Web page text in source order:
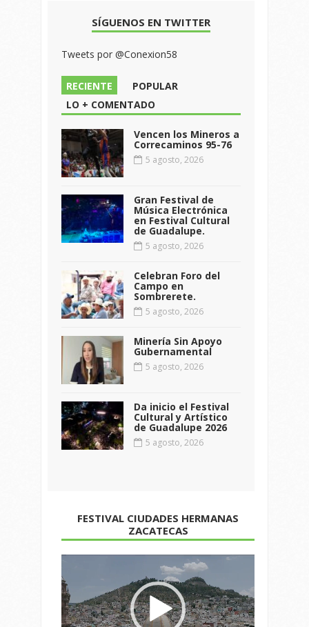
SÍGUENOS EN TWITTER
Tweets por @Conexion58
RECIENTE
POPULAR
LO + COMENTADO
Vencen los Mineros a
Correcaminos 95-76
5 agosto, 2026
Gran Festival de
Música Electrónica
en Festival Cultural
de Guadalupe.
5 agosto, 2026
Celebran Foro del
Campo en
Sombrerete.
5 agosto, 2026
Minería Sin Apoyo
Gubernamental
5 agosto, 2026
Da inicio el Festival
Cultural y Artístico
de Guadalupe 2026
5 agosto, 2026
FESTIVAL CIUDADES HERMANAS
ZACATECAS
de
vídeo